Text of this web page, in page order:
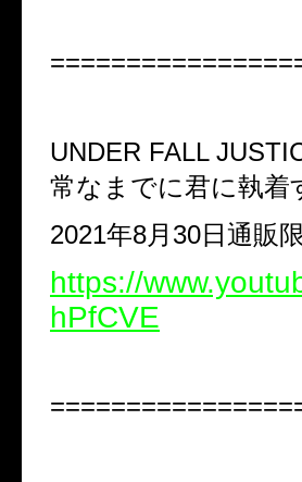
UNDER FALL
常なまでに君に執着
2021年8月 30日通販
https://
hPfCVE